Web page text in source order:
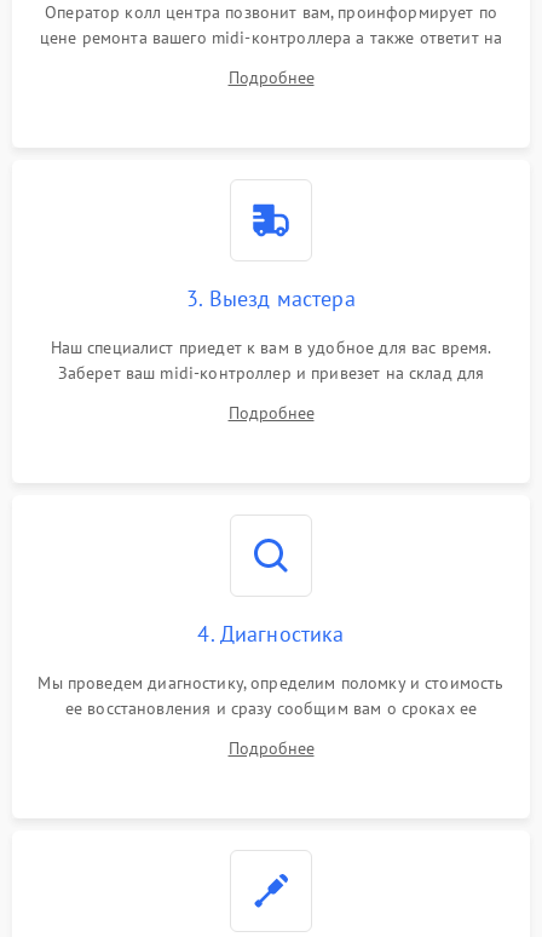
Оператор колл центра позвонит вам, проинформирует по
цене ремонта вашего midi-контроллера а также ответит на
Подробнее
3. Выезд мастера
Наш специалист приедет к вам в удобное для вас время.
Заберет ваш midi-контроллер и привезет на склад для
Подробнее
4. Диагностика
Мы проведем диагностику, определим поломку и стоимость
ее восстановления и сразу сообщим вам о сроках ее
Подробнее